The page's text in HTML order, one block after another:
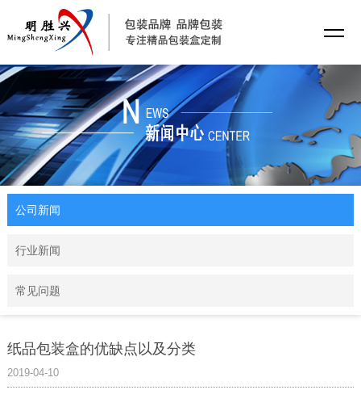
公司新闻
行业新闻
常见问题
纸品包装盒的优缺点以及分类
2019-04-10